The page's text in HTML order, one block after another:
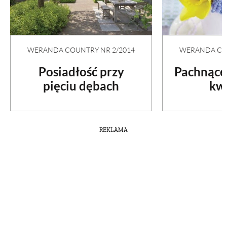
WERANDA COUNTRY NR 2/2014
Posiadłość przy
pięciu dębach
WERANDA
REKLAMA
PRZETWORY
INNE